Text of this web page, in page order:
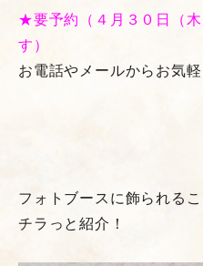
★要予約（４月３０日（
す）
お電話やメールからお気
フォトブースに飾られる
チラっと紹介！